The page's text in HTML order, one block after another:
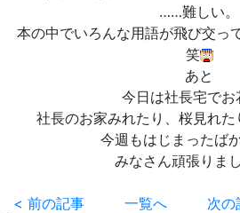
……難しい。
本の中でいろんな用語が飛び交
笑
あと
今日は社長宅でお
社長のお家みれたり、桜見れ
今週もはじまったば
みなさん頑張りま
< 前の記事
一覧へ 次の